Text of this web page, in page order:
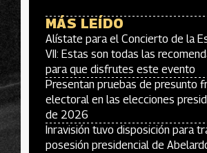
MÁS LEÍDO
Alístate para el Concierto de la
VII: Estas son todas las
para que disfrutes este evento
Presentan pruebas de presunto
electoral en las elecciones
de 2026
Inravisión tuvo disposición para
posesión presidencial de